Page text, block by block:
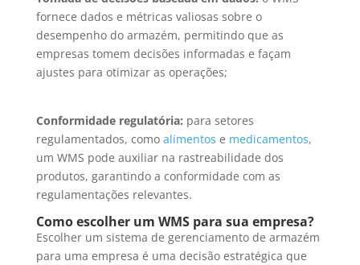
fornece dados e métricas valiosas sobre o
desempenho do armazém, permitindo que as
empresas tomem decisões informadas e façam
ajustes para otimizar as operações;
Conformidade regulatória: para setores
regulamentados, como alimentos e medicamentos,
um WMS pode auxiliar na rastreabilidade dos
produtos, garantindo a conformidade com as
regulamentações relevantes.
Como escolher um WMS para sua empresa?
Escolher um sistema de gerenciamento de armazém
para uma empresa é uma decisão estratégica que